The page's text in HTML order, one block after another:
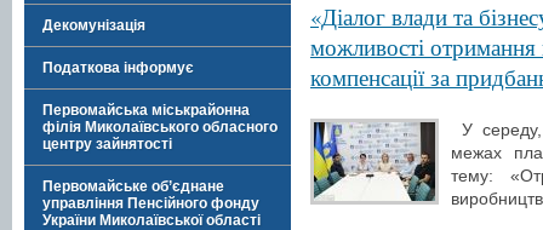
Декомунізація
Податкова інформує
Первомайська міськрайонна
філія Миколаївського обласного
центру зайнятості
Первомайське об’єднане
управління Пенсійного фонду
України Миколаївської області
«Діалог влади та
можливості отримання
компенсації за
У
межах
тему: